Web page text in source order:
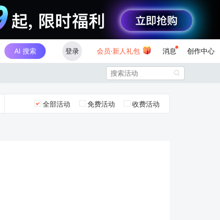
AI 搜索 登录 会员·新人礼包 消息 创作中心

全部活动 免费活动 收费活动